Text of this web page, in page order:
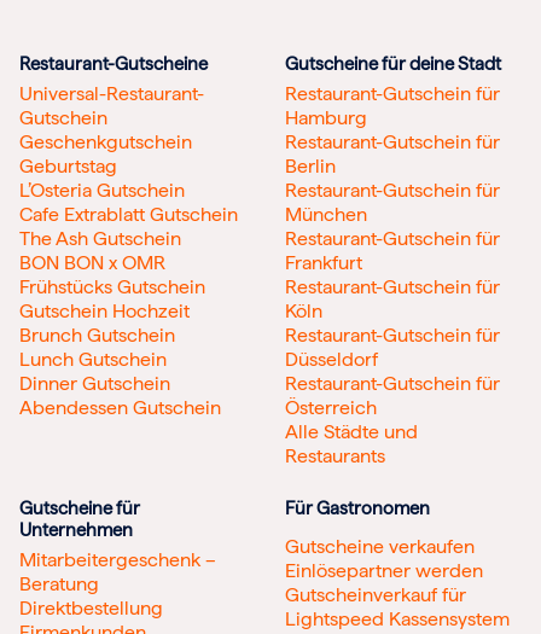
Restaurant-Gutscheine
Universal-Restaurant-
Gutschein
Geschenkgutschein
Geburtstag
L’Osteria Gutschein
Cafe Extrablatt Gutschein
The Ash Gutschein
BON BON x OMR
Frühstücks Gutschein
Gutschein Hochzeit
Brunch Gutschein
Lunch Gutschein
Dinner Gutschein
Abendessen Gutschein
Gutscheine für deine Stadt
Restaurant-Gutschein für
Hamburg
Restaurant-Gutschein für
Berlin
Restaurant-Gutschein für
München
Restaurant-Gutschein für
Frankfurt
Restaurant-Gutschein für
Köln
Restaurant-Gutschein für
Düsseldorf
Restaurant-Gutschein für
Österreich
Alle Städte und
Restaurants
Gutscheine für
Unternehmen
Mitarbeitergeschenk –
Beratung
Direktbestellung
Für Gastronomen
Gutscheine verkaufen
Einlösepartner werden
Gutscheinverkauf für
Lightspeed Kassensystem